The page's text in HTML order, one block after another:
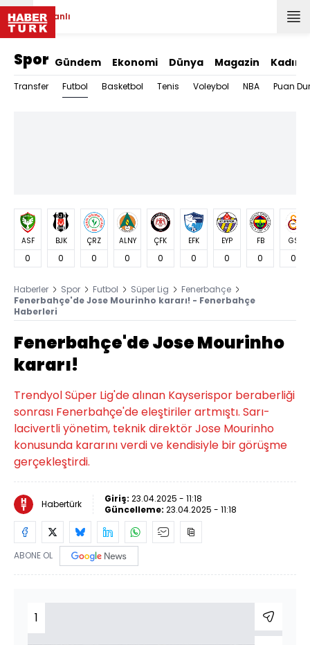
Canlı
Spor Gündem Ekonomi Dünya Magazin Kadın
Transfer Futbol Basketbol Tenis Voleybol NBA Puan
ASF
0
BJK
0
ÇRZ
0
ALNY
0
ÇFK
0
EFK
0
EYP
0
FB
0
GS
0
Haberler Spor Futbol Süper Lig
Fenerbahçe
Fenerbahçe'de Jose Mourinho kararı! - Fenerbahçe
Haberleri
Fenerbahçe'de Jose Mourinho
kararı!
Trendyol Süper Lig'de alınan Kayserispor beraberliği
sonrası Fenerbahçe'de eleştiriler artmıştı. Sarı-
lacivertli yönetim, teknik direktör Jose Mourinho
konusunda kararını verdi ve kendisiyle bir görüşme
gerçekleştirdi.
Habertürk Giriş: 23.04.2025 - 11:18
Güncelleme: 23.04.2025 - 11:18
ABONE OL
1